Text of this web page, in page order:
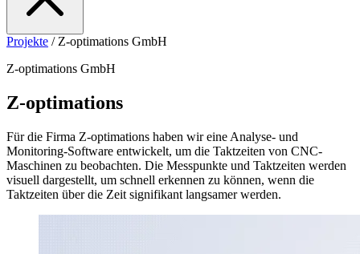
Projekte / Z-optimations GmbH
Z-optimations GmbH
Z-optimations
Für die Firma Z-optimations haben wir eine Analyse- und
Monitoring-Software entwickelt, um die Taktzeiten von CNC-
Maschinen zu beobachten. Die Messpunkte und Taktzeiten werden
visuell dargestellt, um schnell erkennen zu können, wenn die
Taktzeiten über die Zeit signifikant langsamer werden.